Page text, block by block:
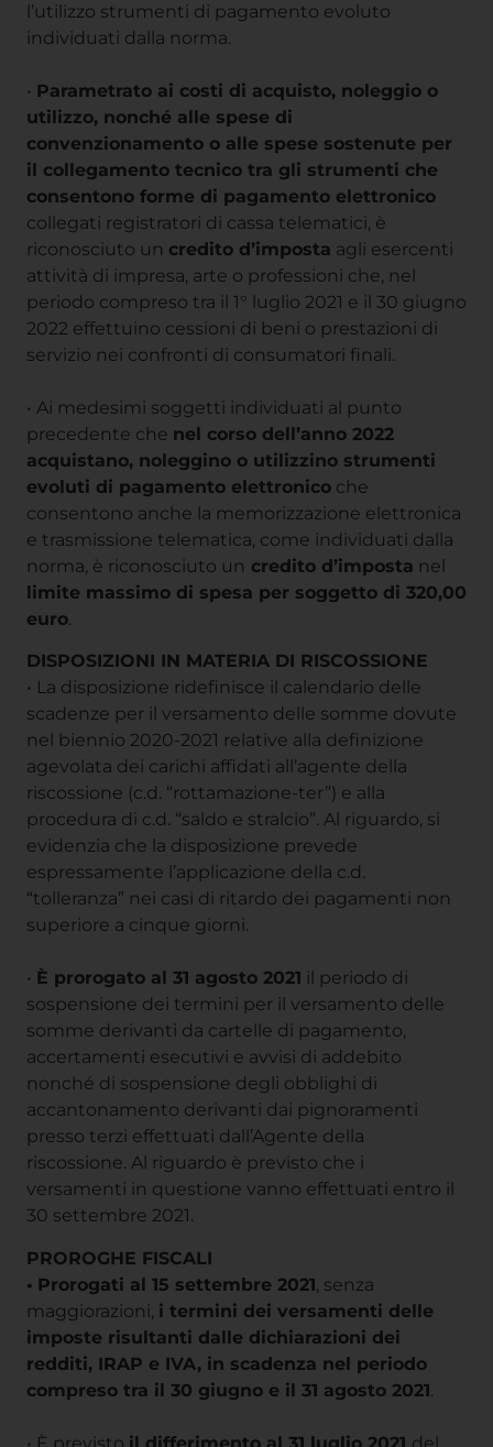
l’utilizzo strumenti di pagamento evoluto
individuati dalla norma.
• Parametrato ai costi di acquisto, noleggio o
utilizzo, nonché alle spese di
convenzionamento o alle spese sostenute per
il collegamento tecnico tra gli strumenti che
consentono forme di pagamento elettronico
collegati registratori di cassa telematici, è
riconosciuto un credito d’imposta agli esercenti
attività di impresa, arte o professioni che, nel
periodo compreso tra il 1° luglio 2021 e il 30 giugno
2022 effettuino cessioni di beni o prestazioni di
servizio nei confronti di consumatori finali.
• Ai medesimi soggetti individuati al punto
precedente che nel corso dell’anno 2022
acquistano, noleggino o utilizzino strumenti
evoluti di pagamento elettronicoche
consentono anche la memorizzazione elettronica
e trasmissione telematica, come individuati dalla
norma, è riconosciuto un credito d’imposta nel
limite massimo di spesa per soggetto di 320,00
euro.
DISPOSIZIONI IN MATERIA DI RISCOSSIONE
• La disposizione ridefinisce il calendario delle
scadenze per il versamento delle somme dovute
nel biennio 2020-2021 relative alla definizione
agevolata dei carichi affidati all’agente della
riscossione (c.d. “rottamazione-ter”) e alla
procedura di c.d. “saldo e stralcio”. Al riguardo, si
evidenzia che la disposizione prevede
espressamente l’applicazione della c.d.
“tolleranza” nei casi di ritardo dei pagamenti non
superiore a cinque giorni.
• È prorogato al 31 agosto 2021 il periodo di
sospensione dei termini per il versamento delle
somme derivanti da cartelle di pagamento,
accertamenti esecutivi e avvisi di addebito
nonché di sospensione degli obblighi di
accantonamento derivanti dai pignoramenti
presso terzi effettuati dall’Agente della
riscossione. Al riguardo è previsto che i
versamenti in questione vanno effettuati entro il
30 settembre 2021.
PROROGHE FISCALI
• Prorogati al 15 settembre 2021, senza
maggiorazioni, i termini dei versamenti delle
imposte risultanti dalle dichiarazioni dei
redditi, IRAP e IVA, in scadenza nel periodo
compreso tra il 30 giugno e il 31 agosto 2021.